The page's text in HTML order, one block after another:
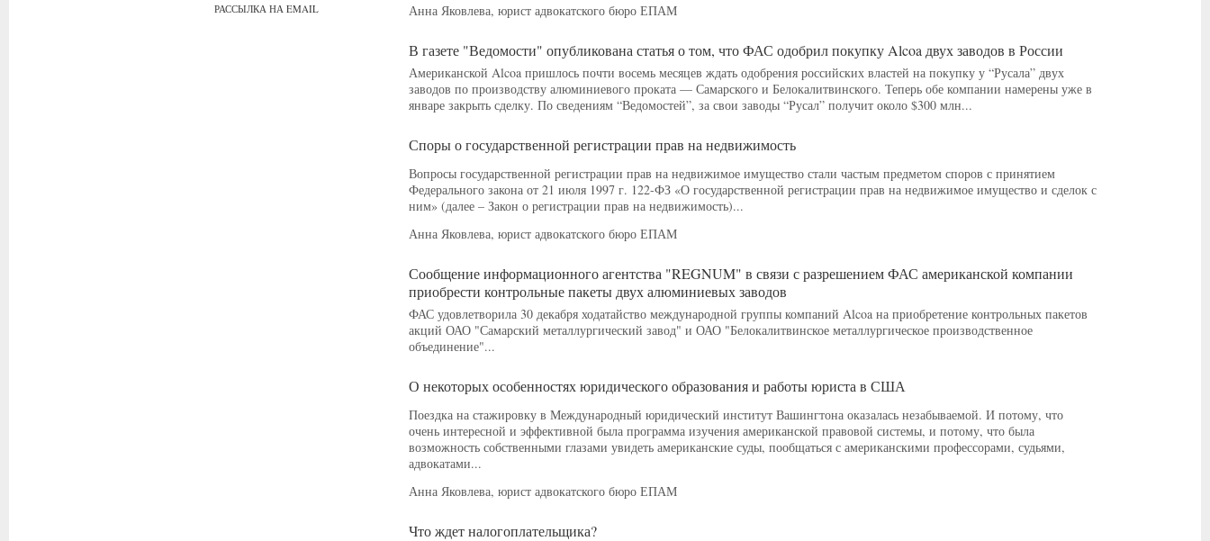
РАССЫЛКА НА EMAIL
Анна Яковлева, юрист адвокатского бюро ЕПАМ
В газете "Ведомости" опубликована статья о том, что ФАС одобрил покупку Alcoa двух заводов в России
Американской Alcoa пришлось почти восемь месяцев ждать одобрения российских властей на покупку у “Русала” двух
заводов по производству алюминиевого проката — Самарского и Белокалитвинского. Теперь обе компании намерены уже в
январе закрыть сделку. По сведениям “Ведомостей”, за свои заводы “Русал” получит около $300 млн...
Споры о государственной регистрации прав на недвижимость
Вопросы государственной регистрации прав на недвижимое имущество стали частым предметом споров с принятием
Федерального закона от 21 июля 1997 г. 122-ФЗ «О государственной регистрации прав на недвижимое имущество и сделок с
ним» (далее – Закон о регистрации прав на недвижимость)...
Анна Яковлева, юрист адвокатского бюро ЕПАМ
Сообщение информационного агентства "REGNUM" в связи с разрешением ФАС американской компании
приобрести контрольные пакеты двух алюминиевых заводов
ФАС удовлетворила 30 декабря ходатайство международной группы компаний Alcoa на приобретение контрольных пакетов
акций ОАО "Самарский металлургический завод" и ОАО "Белокалитвинское металлургическое производственное
объединение"...
О некоторых особенностях юридического образования и работы юриста в США
Поездка на стажировку в Международный юридический институт Вашингтона оказалась незабываемой. И потому, что
очень интересной и эффективной была программа изучения американской правовой системы, и потому, что была
возможность собственными глазами увидеть американские суды, пообщаться с американскими профессорами, судьями,
адвокатами...
Анна Яковлева, юрист адвокатского бюро ЕПАМ
Что ждет налогоплательщика?